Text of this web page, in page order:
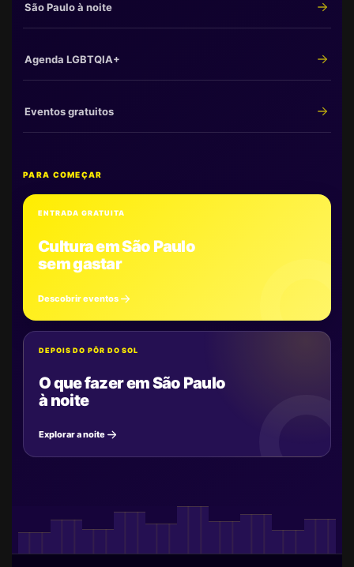
São Paulo à noite
Agenda LGBTQIA+
Eventos gratuitos
PARA COMEÇAR
ENTRADA GRATUITA
Cultura em São Paulo
sem gastar
Descobrir eventos
DEPOIS DO PÔR DO SOL
O que fazer em São Paulo
à noite
Explorar a noite